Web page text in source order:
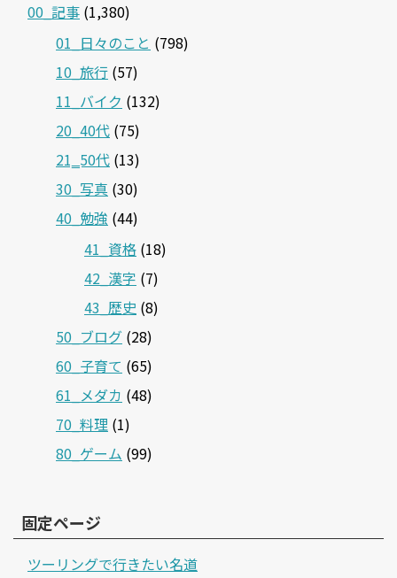
00_記事 (1,380)
01_日々のこと (798)
10_旅行 (57)
11_バイク (132)
20_40代 (75)
21‗50代 (13)
30_写真 (30)
40_勉強 (44)
41_資格 (18)
42_漢字 (7)
43_歴史 (8)
50_ブログ (28)
60_子育て (65)
61_メダカ (48)
70_料理 (1)
80_ゲーム (99)
固定ページ
ツーリングで行きたい名道